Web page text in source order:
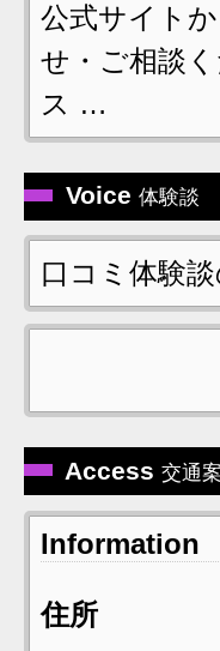
公式サイト
せ・ご相談
ス …
Voice 体験談
口コミ体験
Access 交通
Information
住所